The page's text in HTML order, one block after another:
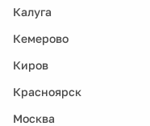
Калуга
Кемерово
Киров
Красноярск
Москва